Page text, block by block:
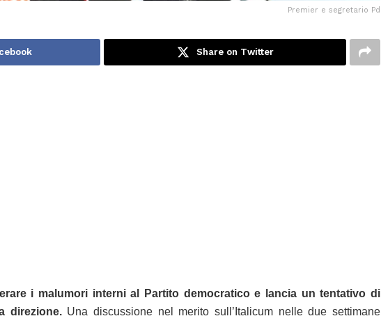
Premier e segretario Pd
Share on Twitter
i malumori interni al Partito democratico e lancia un tentativo di
direzione.Una discussione nel merito sull’Italicum nelle due settimane